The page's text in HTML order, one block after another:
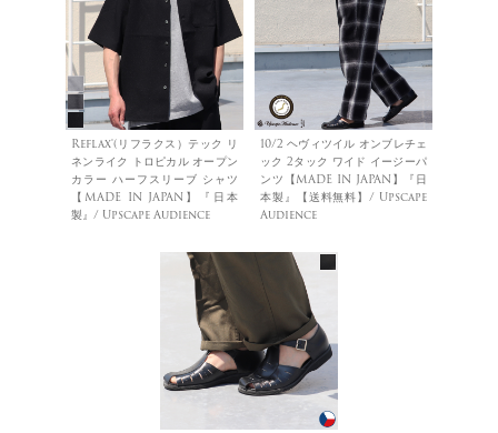
Reflax®(リフラクス）テック リ
ネンライク トロピカル オープン
カラー ハーフスリーブ シャツ
【MADE IN JAPAN】『日本
製』/ Upscape Audience
10/2 ヘヴィツイル オンブレチェ
ック 2タック ワイド イージーパ
ンツ【MADE IN JAPAN】『日
本製』【送料無料】/ Upscape
Audience